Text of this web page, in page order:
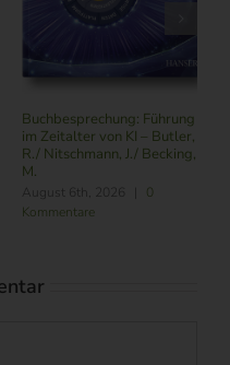
Buchbesprechung: Führung
im Zeitalter von KI – Butler,
R./ Nitschmann, J./ Becking,
M.
August 6th, 2026
Kommentare